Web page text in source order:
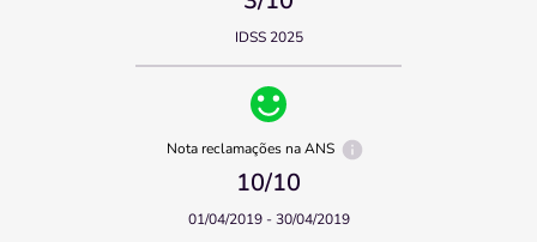
IDSS 2025
Nota reclamações na ANS
10/10
01/04/2019 - 30/04/2019